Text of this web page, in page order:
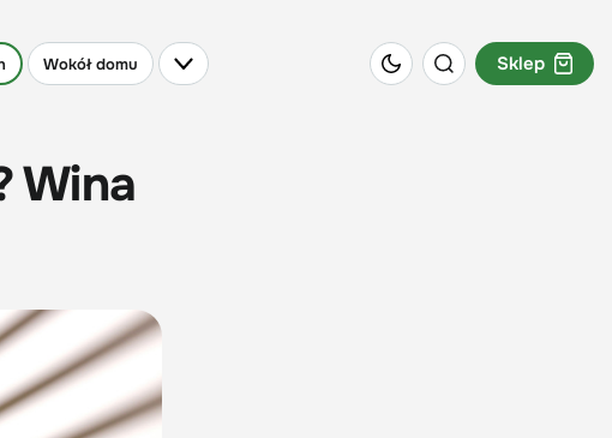
Wokół domu Sklep
Wina